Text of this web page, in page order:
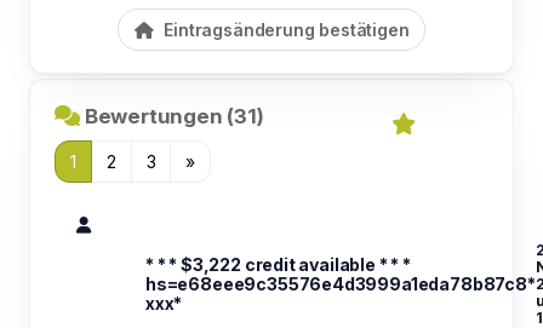
Eintragsänderung bestätigen
Bewertungen (31)
1 2 3 »
* * * $3,222 credit available * * *
hs=e68eee9c35576e4d3999a1eda78b87c8*
ххх*